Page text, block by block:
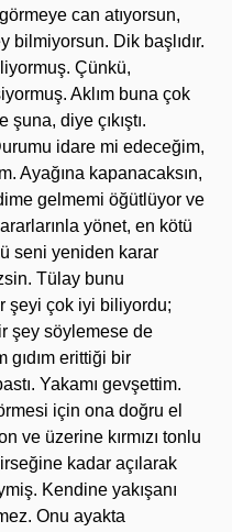
can atıyorsun,
Dik başlıdır.
Çünkü,
Aklım buna çok
şuna, diye çıkıştı.
idare mi edeceğim,
Ayağına kapanacaksın,
gelmemi öğütlüyor ve
yönet, en kötü
seni yeniden karar
Tülay bunu
şeyi çok iyi biliyordu;
şey söylemese de
gıdım erittiği bir
Yakamı gevşettim.
için ona doğru el
ve üzerine kırmızı tonlu
kadar açılarak
Kendine yakışanı
Onu ayakta